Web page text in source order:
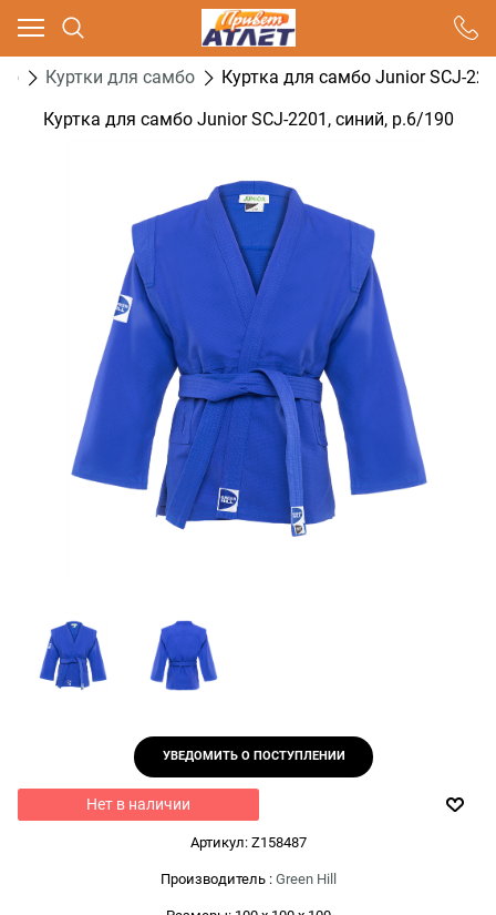
Куртки для самбо
Куртка для самбо Junior SCJ-
Куртка для самбо Junior SCJ-2201, синий, р.6/190
УВЕДОМИТЬ О ПОСТУПЛЕНИИ
Нет в наличии
Артикул: Z158487
Производитель : Green Hill
Ваш город - Москва,
угадали?
ДА НЕТ